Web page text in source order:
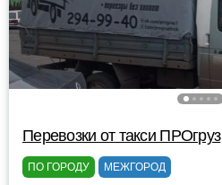
Перевозки от такси ПРОгруз
ПО ГОРОДУ МЕЖГОРОД